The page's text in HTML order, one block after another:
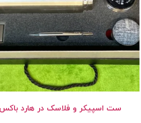
ست اسپیکر و فلاسک در هارد باکس